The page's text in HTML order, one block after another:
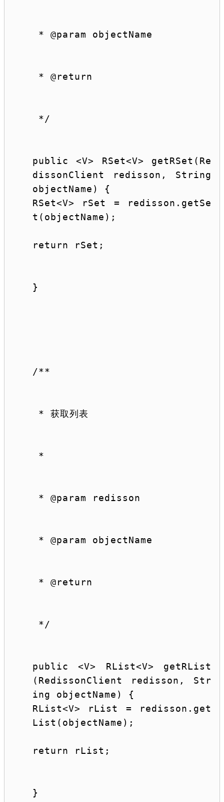
* @param objectName
* @return
*/
public <V> RSet<V> getRSet(Re
dissonClient redisson, String
objectName) {
RSet<V> rSet = redisson.getSe
t(objectName);
return rSet;
}
/**
* 获取列表
*
* @param redisson
* @param objectName
* @return
*/
public <V> RList<V> getRList
(RedissonClient redisson, Str
ing objectName) {
RList<V> rList = redisson.get
List(objectName);
return rList;
}